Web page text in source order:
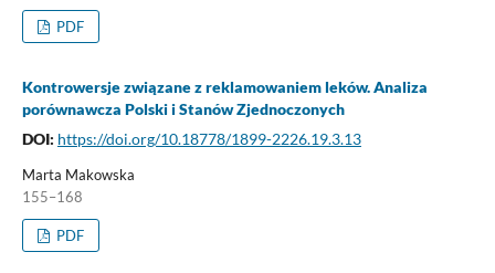
PDF
Kontrowersje związane z reklamowaniem leków. Analiza
porównawcza Polski i Stanów Zjednoczonych
DOI: https://doi.org/10.18778/1899-2226.19.3.13
Marta Makowska
155–168
PDF